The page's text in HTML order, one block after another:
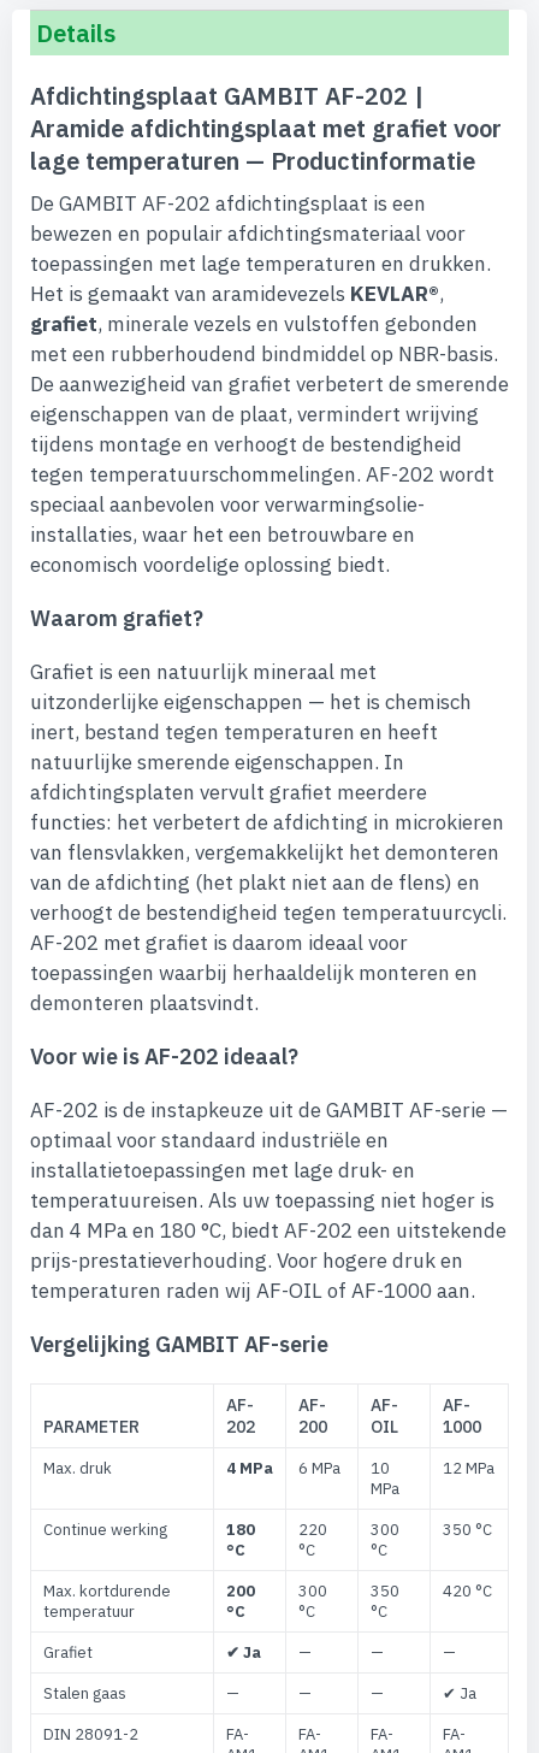
Details
Afdichtingsplaat GAMBIT AF-202 |
Aramide afdichtingsplaat met grafiet voor
lage temperaturen — Productinformatie
De GAMBIT AF-202 afdichtingsplaat is een
bewezen en populair afdichtingsmateriaal voor
toepassingen met lage temperaturen en drukken.
Het is gemaakt van aramidevezels KEVLAR®,
grafiet, minerale vezels en vulstoffen gebonden
met een rubberhoudend bindmiddel op NBR-basis.
De aanwezigheid van grafiet verbetert de smerende
eigenschappen van de plaat, vermindert wrijving
tijdens montage en verhoogt de bestendigheid
tegen temperatuurschommelingen. AF-202 wordt
speciaal aanbevolen voor verwarmingsolie-
installaties, waar het een betrouwbare en
economisch voordelige oplossing biedt.
Waarom grafiet?
Grafiet is een natuurlijk mineraal met
uitzonderlijke eigenschappen — het is chemisch
inert, bestand tegen temperaturen en heeft
natuurlijke smerende eigenschappen. In
afdichtingsplaten vervult grafiet meerdere
functies: het verbetert de afdichting in microkieren
van flensvlakken, vergemakkelijkt het demonteren
van de afdichting (het plakt niet aan de flens) en
verhoogt de bestendigheid tegen temperatuurcycli.
AF-202 met grafiet is daarom ideaal voor
toepassingen waarbij herhaaldelijk monteren en
demonteren plaatsvindt.
Voor wie is AF-202 ideaal?
AF-202 is de instapkeuze uit de GAMBIT AF-serie —
optimaal voor standaard industriële en
installatietoepassingen met lage druk- en
temperatuureisen. Als uw toepassing niet hoger is
dan 4 MPa en 180 °C, biedt AF-202 een uitstekende
prijs-prestatieverhouding. Voor hogere druk en
temperaturen raden wij AF-OIL of AF-1000 aan.
Vergelijking GAMBIT AF-serie
PARAMETER
AF-
202
AF-
200
AF-
OIL
AF-
1000
Max. druk 4 MPa 6 MPa
10
MPa
12 MPa
Continue werking
180
°C
220
°C
300
°C
350 °C
Max. kortdurende
temperatuur
200
°C
300
°C
350
°C
420 °C
Grafiet ✔ Ja — —
—
Stalen gaas
— — —
✔ Ja
DIN 28091-2
FA-
FA-
FA-
FA-